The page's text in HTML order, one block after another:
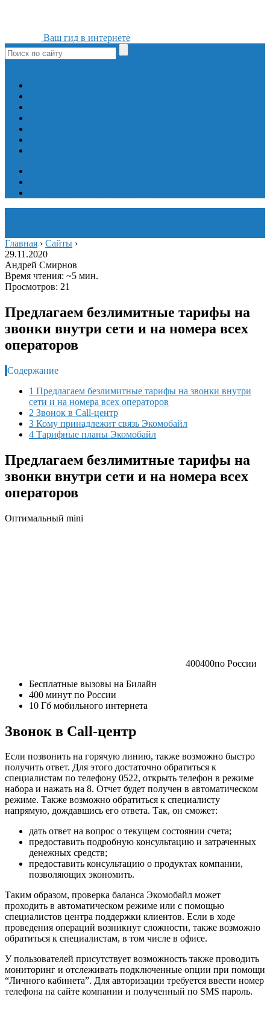
Ваш гид в интернете
Главная › Сайты ›
29.11.2020
Андрей Смирнов
Время чтения: ~5 мин.
Просмотров: 21
Предлагаем безлимитные тарифы на
звонки внутри сети и на номера всех
операторов
Содержание
1 Предлагаем безлимитные тарифы на звонки внутри
сети и на номера всех операторов
2 Звонок в Call-центр
3 Кому принадлежит связь Экомобайл
4 Тарифные планы Экомобайл
Предлагаем безлимитные тарифы на
звонки внутри сети и на номера всех
операторов
Оптимальный mini
400400по России
Бесплатные вызовы на Билайн
400 минут по России
10 Гб мобильного интернета
Звонок в Call-центр
Если позвонить на горячую линию, также возможно быстро
получить ответ. Для этого достаточно обратиться к
специалистам по телефону 0522, открыть телефон в режиме
набора и нажать на 8. Отчет будет получен в автоматическом
режиме. Также возможно обратиться к специалисту
напрямую, дождавшись его ответа. Так, он сможет:
дать ответ на вопрос о текущем состоянии счета;
предоставить подробную консультацию и затраченных
денежных средств;
предоставить консультацию о продуктах компании,
позволяющих экономить.
Таким образом, проверка баланса Экомобайл может
проходить в автоматическом режиме или с помощью
специалистов центра поддержки клиентов. Если в ходе
проведения операций возникнут сложности, также возможно
обратиться к специалистам, в том числе в офисе.
У пользователей присутствует возможность также проводить
мониторинг и отслеживать подключенные опции при помощи
“Личного кабинета”. Для авторизации требуется ввести номер
телефона на сайте компании и полученный по SMS пароль.